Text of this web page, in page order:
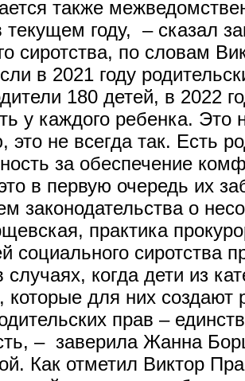
также
текущем году, – сказал
сиротства, по словам
в 2021 году
180 детей, в 2022
у каждого ребенка. Это
это не всегда так. Есть
за обеспечение
в первую очередь их
законодательства о
практика
социального сиротства
случаях, когда дети из
для них создают
прав –
– заверила Жанна
Как отметил Виктор